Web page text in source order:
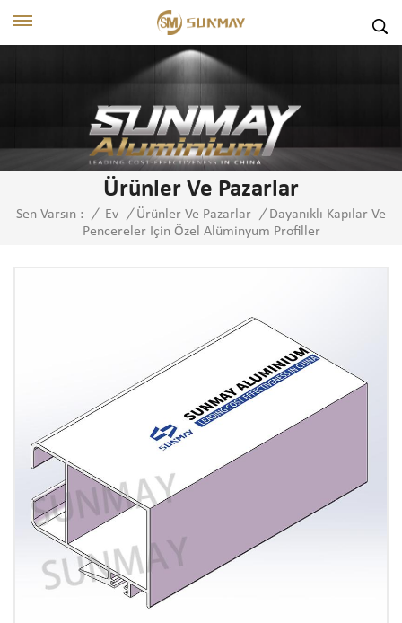
Ürünler Ve Pazarlar
Sen Varsın : / Ev / Ürünler Ve Pazarlar / Dayanıklı Kapılar Ve
Pencereler Için Özel Alüminyum Profiller